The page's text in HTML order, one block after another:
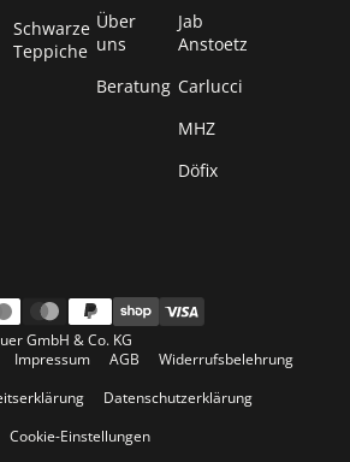
Schwarze
Teppiche
Über
uns
Beratung
Jab
Anstoetz
Carlucci
MHZ
Döfix
GmbH & Co. KG
Impressum AGB
Widerrufsbelehrung
Datenschutzerklärung
Cookie-Einstellungen